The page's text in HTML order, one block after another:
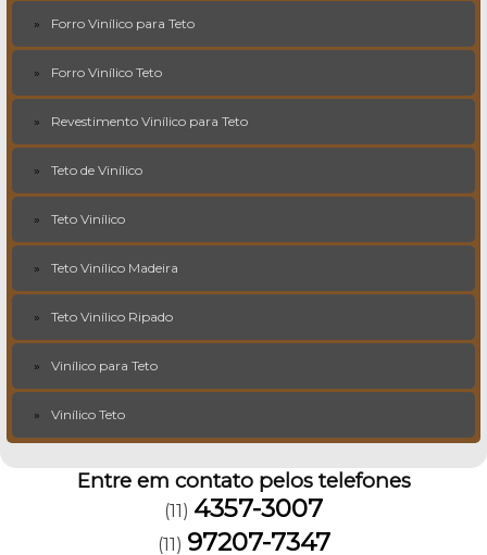
Forro Vinílico para Teto
Forro Vinílico Teto
Revestimento Vinílico para Teto
Teto de Vinílico
Teto Vinílico
Teto Vinílico Madeira
Teto Vinílico Ripado
Vinílico para Teto
Vinílico Teto
Entre em contato pelos telefones
(11) 4357-3007
(11) 97207-7347